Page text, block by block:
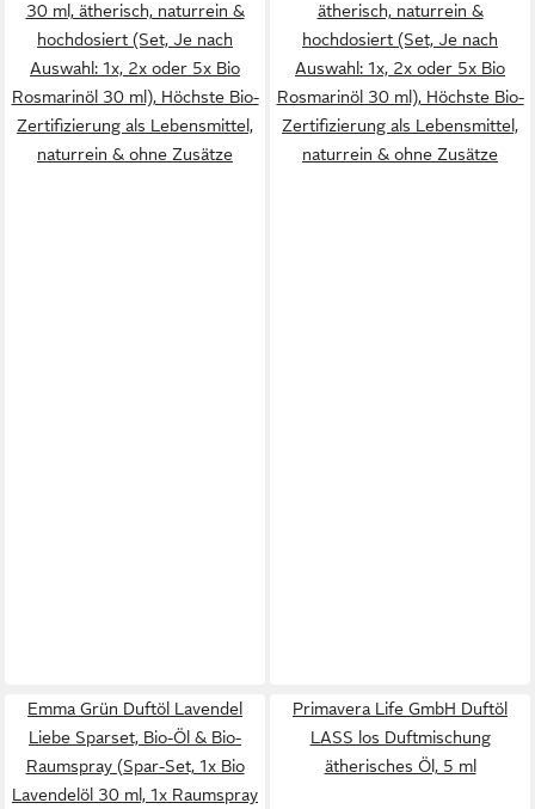
30 ml, ätherisch, naturrein &
hochdosiert (Set, Je nach
Auswahl: 1x, 2x oder 5x Bio
Rosmarinöl 30 ml), Höchste Bio-
Zertifizierung als Lebensmittel,
naturrein & ohne Zusätze
ätherisch, naturrein &
hochdosiert (Set, Je nach
Auswahl: 1x, 2x oder 5x Bio
Rosmarinöl 30 ml), Höchste Bio-
Zertifizierung als Lebensmittel,
naturrein & ohne Zusätze
Emma Grün Duftöl Lavendel
Liebe Sparset, Bio-Öl & Bio-
Raumspray (Spar-Set, 1x Bio
Lavendelöl 30 ml, 1x Raumspray
Primavera Life GmbH Duftöl
LASS los Duftmischung
ätherisches Öl, 5 ml